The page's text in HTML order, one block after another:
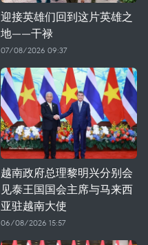
迎接英雄们回到这片英雄之
地——干禄
07/08/2026 09:37
越南政府总理黎明兴分别会
见泰王国国会主席与马来西
亚驻越南大使
06/08/2026 15:57